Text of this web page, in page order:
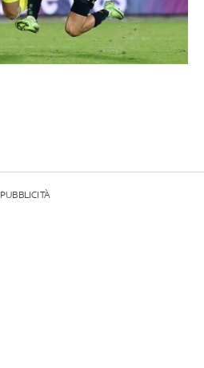
PUBBLICITÀ